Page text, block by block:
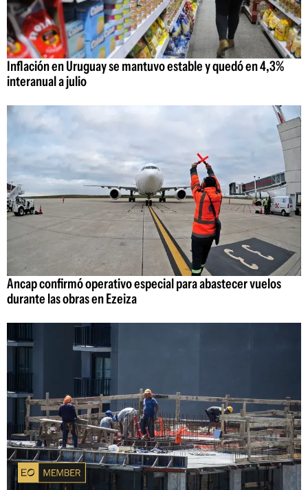
Inflación en Uruguay se mantuvo estable y quedó en 4,3%
interanual a julio
Ancap confirmó operativo especial para abastecer vuelos
durante las obras en Ezeiza